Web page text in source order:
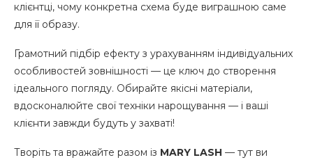
клієнтці, чому конкретна схема буде виграшною саме
для її образу.
Грамотний підбір ефекту з урахуванням індивідуальних
особливостей зовнішності — це ключ до створення
ідеального погляду. Обирайте якісні матеріали,
вдосконалюйте свої техніки нарощування — і ваші
клієнти завжди будуть у захваті!
Творіть та вражайте разом із MARY LASH — тут ви